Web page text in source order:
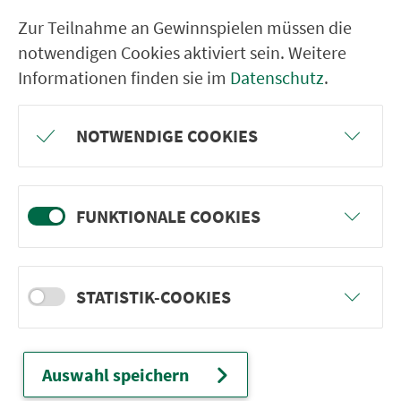
Amberg Realschule
Amberg M.-R.-Gym./OTH
Amberg Bahnhof
Amberg Sandstr.
Amberg Schießstätteweg
Amberg Willmannschule
Amberg Ohmstr.
Zur Teilnahme an Gewinnspielen müssen die
notwendigen Cookies aktiviert sein. Weitere
Informationen finden sie im Datenschutz.
NOTWENDIGE COOKIES
FUNKTIONALE COOKIES
STATISTIK-COOKIES
Auswahl speichern